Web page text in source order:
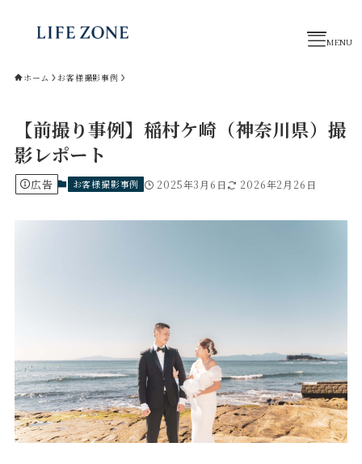
撮影プラン
制作事例
お役立ちコラム
業務提携パートナー
お問い合わせ
ホーム お客様撮影事例
【前撮り事例】稲村ケ崎（神奈川県）撮
影レポート
広告 お客様撮影事例 2025年3月6日 2026年2月26日